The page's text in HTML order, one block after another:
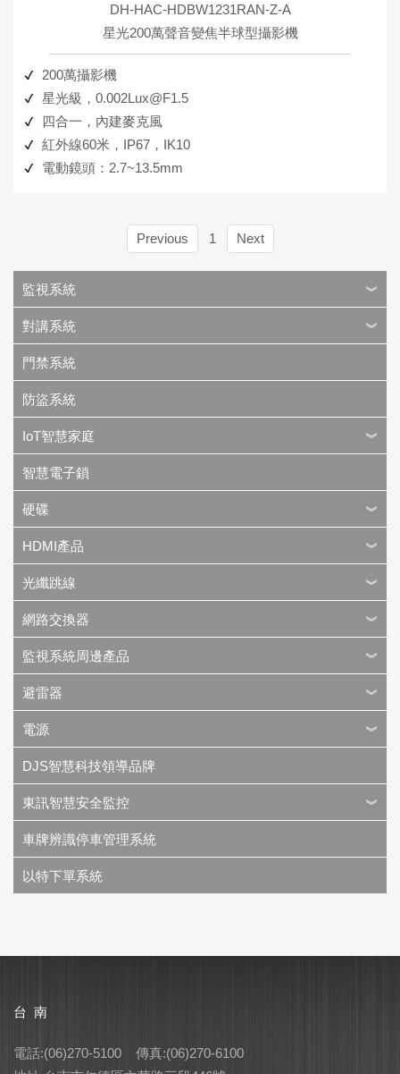
DH-HAC-HDBW1231RAN-Z-A
星光200萬聲音變焦半球型攝影機
200萬攝影機
星光級，0.002Lux@F1.5
四合一，內建麥克風
紅外線60米，IP67，IK10
電動鏡頭：2.7~13.5mm
Previous 1 Next
監視系統
對講系統
門禁系統
防盜系統
IoT智慧家庭
智慧電子鎖
硬碟
HDMI產品
光纖跳線
網路交換器
監視系統周邊產品
避雷器
電源
DJS智慧科技領導品牌
東訊智慧安全監控
車牌辨識停車管理系統
以特下單系統
台 南
電話:(06)270-5100 傳真:(06)270-6100